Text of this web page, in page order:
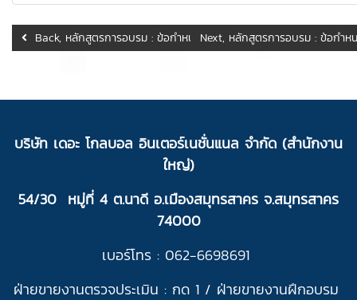
Back, หลักสูตรการอบรม : ข้อกำหนดระบบมาตรฐาน Codex GHP : ออน
Next, หลักสูตรการอบรม : ข้อกำห
บริษัท เดอะ โกลบอล อินเตอร์เนชั่นแนล จำกัด (สำนักงาน
ใหญ่)
54/30 หมู่ที่ 4 ต.นาดี อ.เมืองสมุทรสาคร จ.สมุทรสาคร
74000
เบอร์โทร : 062-6698691
ฝ่ายขายงานตรวจประเมิน : กด 1 / ฝ่ายขายงานฝึกอบรม